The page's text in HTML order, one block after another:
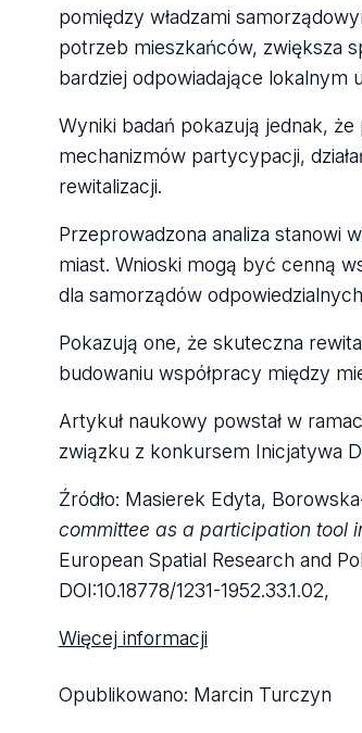
pomiędzy władzami
potrzeb mieszkańców, zwiększa
bardziej odpowiadające lokalnym
Wyniki badań pokazują jednak,
mechanizmów partycypacji,
rewitalizacji.
Przeprowadzona analiza stanowi
miast. Wnioski mogą być cenną
dla samorządów
Pokazują one, że skuteczna
budowaniu współpracy między
Artykuł naukowy powstał w
związku z konkursem Inicjatywa
Źródło: Masierek Edyta,
committee as a participation tool
European Spatial Research and
DOI:10.18778/1231-1952.33.1.02,
Więcej informacji
Opublikowano: Marcin Turczyn